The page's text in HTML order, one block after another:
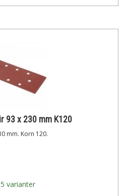
93 x 230 mm K120
mm. Korn 120.
varianter